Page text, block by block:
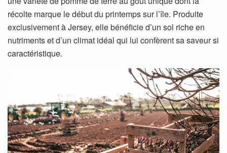
récolte marque le début du printemps sur l’île. Produite
exclusivement à Jersey, elle bénéficie d’un sol riche en
nutriments et d’un climat idéal qui lui confèrent sa saveur si
caractéristique.